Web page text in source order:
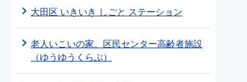
大田区 いきいき しごと ステーション
老人いこいの家、区民センター高齢者施設
（ゆうゆうくらぶ）